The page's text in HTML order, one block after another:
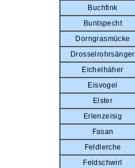
Buchfink
Buntspecht
Dorngrasmücke
Drosselrohrsänger
Eichelhäher
Eisvogel
Elster
Erlenzeisig
Fasan
Feldlerche
Feldschwirl